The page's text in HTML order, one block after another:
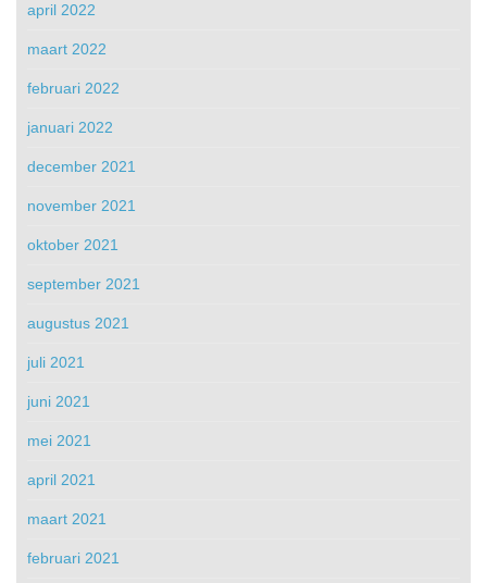
april 2022
maart 2022
februari 2022
januari 2022
december 2021
november 2021
oktober 2021
september 2021
augustus 2021
juli 2021
juni 2021
mei 2021
april 2021
maart 2021
februari 2021